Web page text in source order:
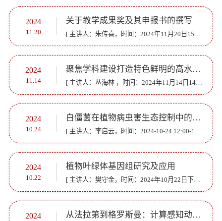
2024
11.20
关于教学成果奖及其申报书的撰写
[ 主讲人：朱传喜，时间：2024年11月20日15：30-17：00]
2024
11.14
聚焦学科建设打造特色鲜明的高水平大学
[ 主讲人：丛海林 ，时间：2024年11月14日14:00]
2024
10.24
白僵菌在植物病虫害生态控制中的探索与应用
[ 主讲人：李启云，时间：2024-10-24 12:00-14:00]
2024
10.22
植物叶绿体基因组研究及应用
[ 主讲人：樊守金，时间：2024年10月22日下午15：00—18：00]
2024 从法拉第到格罗斯曼：计算感知动态宇宙